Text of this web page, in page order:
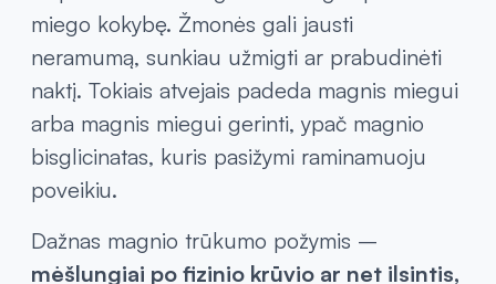
miego kokybę. Žmonės gali jausti
neramumą, sunkiau užmigti ar prabudinėti
naktį. Tokiais atvejais padeda magnis miegui
arba magnis miegui gerinti, ypač magnio
bisglicinatas, kuris pasižymi raminamuoju
poveikiu.
Dažnas magnio trūkumo požymis –
mėšlungiai po fizinio krūvio ar net ilsintis,